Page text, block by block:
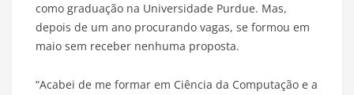
como graduação na Universidade Purdue. Mas,
depois de um ano procurando vagas, se formou em
maio sem receber nenhuma proposta.
“Acabei de me formar em Ciência da Computação e a